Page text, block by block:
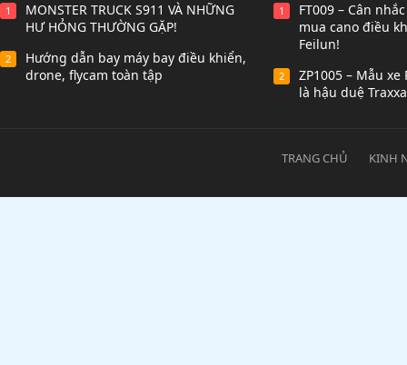
1
MONSTER TRUCK S911 VÀ NHỮNG
HƯ HỎNG THƯỜNG GẶP!
2
Hướng dẫn bay máy bay điều khiển,
drone, flycam toàn tập
1
FT009 – Cân
mua cano điều
Feilun!
2
ZP1005 – Mẫu
là hậu duệ
TRANG CHỦ KINH